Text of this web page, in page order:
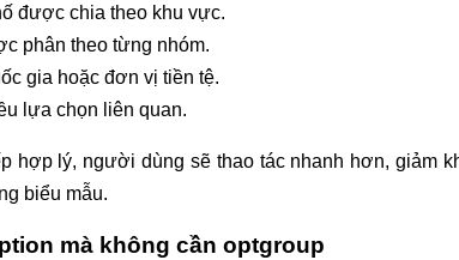
được chia theo khu vực.
phân theo từng nhóm.
gia hoặc đơn vị tiền tệ.
lựa chọn liên quan.
hợp lý, người dùng sẽ thao tác nhanh hơn, giảm
biểu mẫu.
mà không cần optgroup